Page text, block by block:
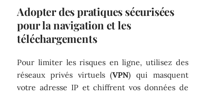
Adopter des pratiques sécurisées
pour la navigation et les
téléchargements
Pour limiter les risques en ligne, utilisez des
réseaux privés virtuels (VPN) qui masquent
votre adresse IP et chiffrent vos données de